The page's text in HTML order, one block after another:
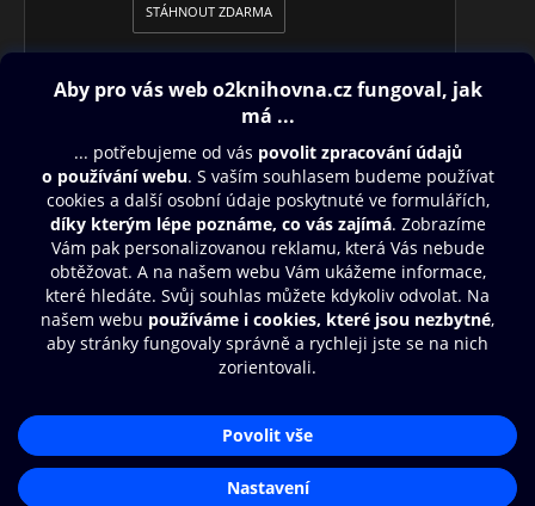
STÁHNOUT ZDARMA
Obsah ke stažení
Moje O2 Knihovna
Další zábava
© O2 Czech Republic a.s.
Zásady zpracování osobních údajůAplikace O2 Knihovna
Čti a poslouchej své e-knihy a